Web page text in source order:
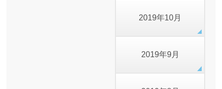
2019年10月
2019年9月